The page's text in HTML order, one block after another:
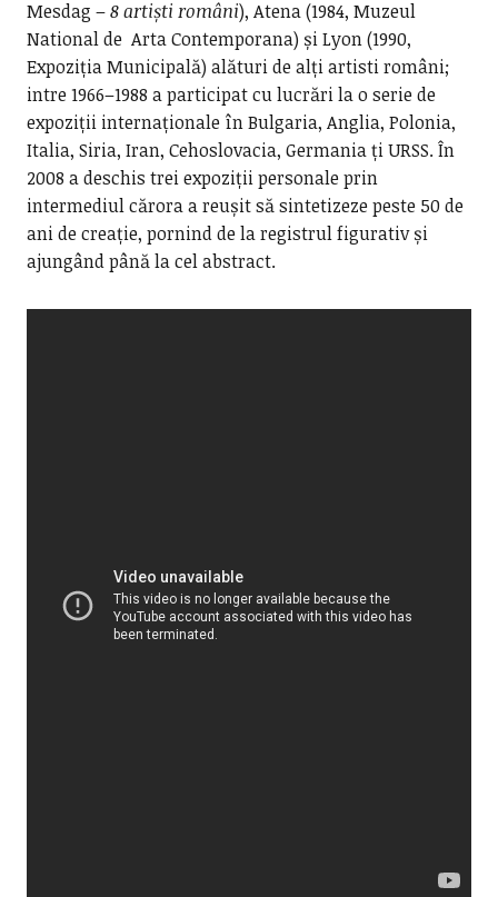
Mesdag –8 artiști români), Atena (1984, Muzeul
National de Arta Contemporana) și Lyon (1990,
Expoziția Municipală) alături de alți artisti români;
intre 1966–1988 a participat cu lucrări la o serie de
expoziții internaționale în Bulgaria, Anglia, Polonia,
Italia, Siria, Iran, Cehoslovacia, Germania ți URSS. În
2008 a deschis trei expoziții personale prin
intermediul cărora a reușit să sintetizeze peste 50 de
ani de creație, pornind de la registrul figurativ și
ajungând până la cel abstract.